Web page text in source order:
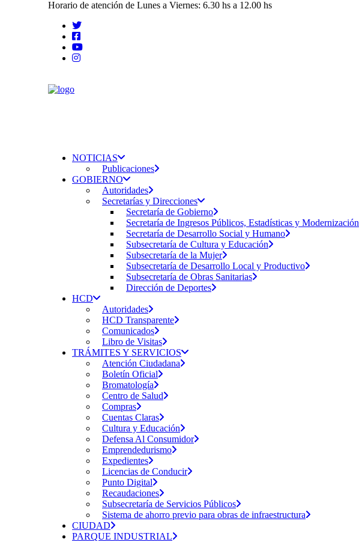
Horario de atención de Lunes a Viernes: 6.30 hs a 12.00 hs
NOTICIAS
Publicaciones
GOBIERNO
Autoridades
Secretarías y Direcciones
Secretaría de Gobierno
Secretaría de Ingresos Públicos, Estadísticas y Modernización
Secretaría de Desarrollo Social y Humano
Subsecretaría de Cultura y Educación
Subsecretaría de la Mujer
Subsecretaría de Desarrollo Local y Productivo
Subsecretaría de Obras Sanitarias
Dirección de Deportes
HCD
Autoridades
HCD Transparente
Comunicados
Libro de Visitas
TRÁMITES Y SERVICIOS
Atención Ciudadana
Boletín Oficial
Bromatología
Centro de Salud
Compras
Cuentas Claras
Cultura y Educación
Defensa Al Consumidor
Emprendedurismo
Expedientes
Licencias de Conducir
Punto Digital
Recaudaciones
Subsecretaría de Servicios Públicos
Sistema de ahorro previo para obras de infraestructura
CIUDAD
PARQUE INDUSTRIAL